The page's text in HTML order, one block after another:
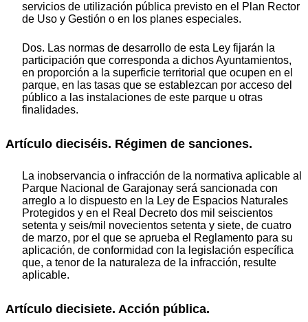
servicios de utilización pública previsto en el Plan Rector
de Uso y Gestión o en los planes especiales.
Dos. Las normas de desarrollo de esta Ley fijarán la
participación que corresponda a dichos Ayuntamientos,
en proporción a la superficie territorial que ocupen en el
parque, en las tasas que se establezcan por acceso del
público a las instalaciones de este parque u otras
finalidades.
Artículo dieciséis. Régimen de sanciones.
La inobservancia o infracción de la normativa aplicable al
Parque Nacional de Garajonay será sancionada con
arreglo a lo dispuesto en la Ley de Espacios Naturales
Protegidos y en el Real Decreto dos mil seiscientos
setenta y seis/mil novecientos setenta y siete, de cuatro
de marzo, por el que se aprueba el Reglamento para su
aplicación, de conformidad con la legisIación específica
que, a tenor de la naturaleza de la infracción, resulte
aplicable.
Artículo diecisiete. Acción pública.